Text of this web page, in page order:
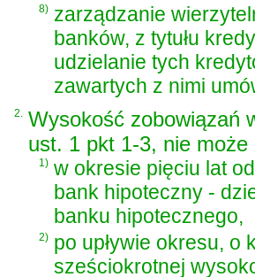
8) zarządzanie
banków, z tytułu
udzielanie tych
zawartych z nimi
2.
Wysokość zobowiązań
ust. 1 pkt 1-3, nie może
1) w okresie pięciu lat
bank hipoteczny -
banku hipotecznego,
2) po upływie okresu, o
sześciokrotnej